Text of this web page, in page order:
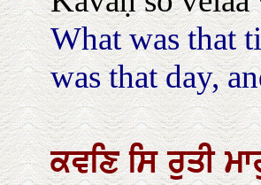
What was that
was that day,
ਕਵਣਿਸਿਰੁਤੀ